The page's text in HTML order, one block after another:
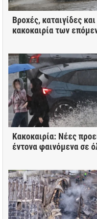
Βροχές, καταιγίδες
κακοκαιρία των
Κακοκαιρία: Νέες
έντονα φαινόμενα σε